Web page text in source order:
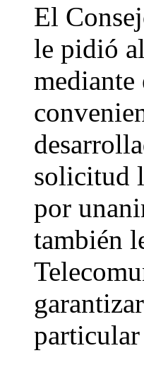
El
le pidió
solicitud
por
también
particular